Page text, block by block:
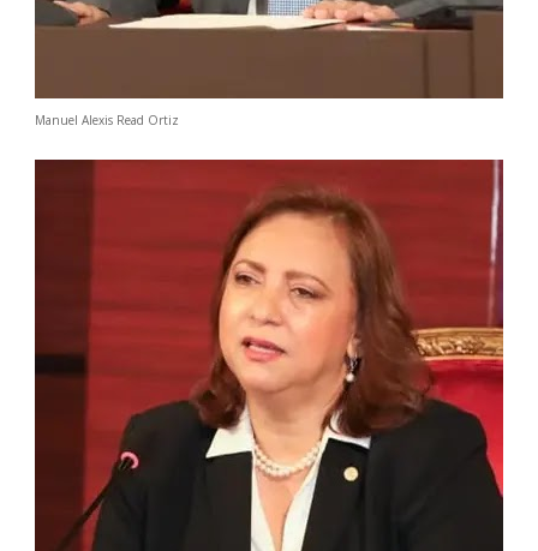
Manuel Alexis Read Ortiz